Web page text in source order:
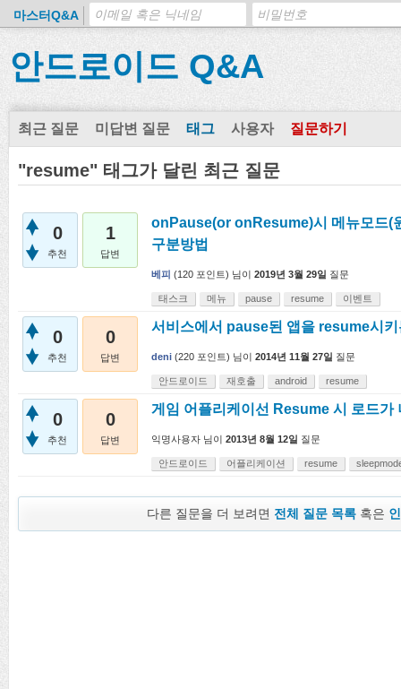
마스터Q&A
안드로이드 Q&A
최근 질문 미답변 질문 태그 사용자 질문하기
"resume" 태그가 달린 최근 질문
0
추천
1
답변
onPause(or onResume)시 메뉴모드(
구분방법
베피 (120 포인트) 님이 2019년 3월 29일 질문
태스크 메뉴 pause resume 이벤트
0
추천
0
답변
서비스에서 pause된 앱을 resume시키
deni (220 포인트) 님이 2014년 11월 27일 질문
안드로이드 재호출 android resume
0
추천
0
답변
게임 어플리케이선 Resume 시 로드가
익명사용자 님이 2013년 8월 12일 질문
안드로이드 어플리케이션 resume
다른 질문을 더 보려면 전체 질문 목록 혹은